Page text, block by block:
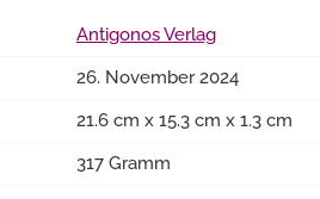
Antigonos Verlag
26. November 2024
21.6 cm x 15.3 cm x 1.3 cm
317 Gramm